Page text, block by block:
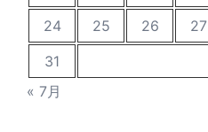
24
25 26 27
31
« 7月